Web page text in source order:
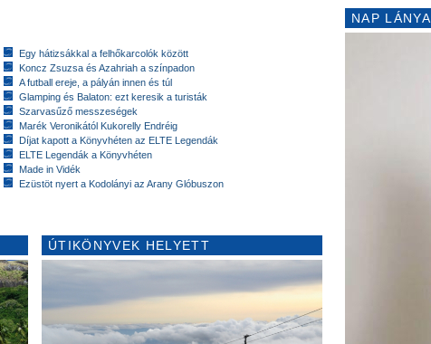
Egy hátizsákkal a felhőkarcolók között
Koncz Zsuzsa és Azahriah a színpadon
A futball ereje, a pályán innen és túl
Glamping és Balaton: ezt keresik a turisták
Szarvasűző messzeségek
Marék Veronikától Kukorelly Endréig
Díjat kapott a Könyvhéten az ELTE Legendák
ELTE Legendák a Könyvhéten
Made in Vidék
Ezüstöt nyert a Kodolányi az Arany Glóbuszon
ÚTIKÖNYVEK HELYETT
NAP LÁNYA